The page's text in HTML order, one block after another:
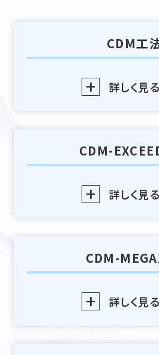
お知らせ
社内ポータルサ
トップ
70周年記念ページ
CDM工
詳しく見る
CDM-
詳しく見る
CDM-
詳しく見る